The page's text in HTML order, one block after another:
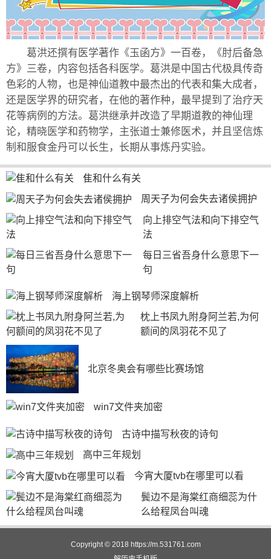
葛洪还撰有医学著作《玉函方》一百卷，《肘后备急
方》三卷，内容包括各科医学。葛洪是中国古代极具传奇
色彩的人物，也是神仙道教中最杰出的代表和集大成者，
还是医学界的研究者，在他的著作种，最早提到了治疗天
花等病例的方法。葛洪继承并改造了早期道教的神仙理
论，精晓医学和药物学，主张道士兼修医术，并且坚信炼
制和服食金丹可以长生，长期从事炼丹实验。
隹和什么有关
周天子为何会失去诸侯拥护
向上排空气法和向下排空气
法
每日三省吾身什么意思下一
句
海上钢琴师深度解析
枕上书凤九附身阿兰若,为何
额间的凤羽花不见了
北京冬奥会有哪些比赛场馆
win7文件夹加密
古诗中描写秋夜的诗句
高中三年规划
今宵大厦tvb在哪里可以看
鬓边不是海棠红商细蕊为什
么给程凤台叫魂
Copyright © 2018 https://m.531761.com